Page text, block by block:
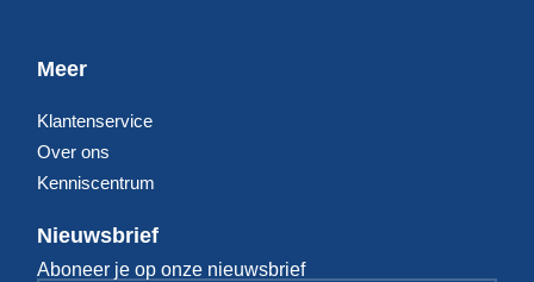
Meer
Klantenservice
Over ons
Kenniscentrum
Nieuwsbrief
Aboneer je op onze nieuwsbrief